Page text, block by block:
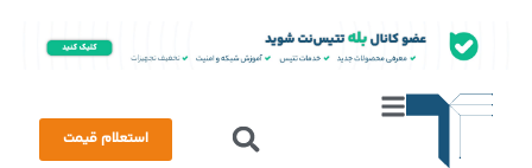
استعلام قیمت